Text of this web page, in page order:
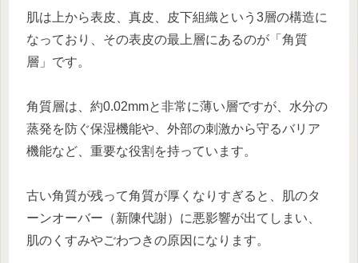
肌は上から表皮、真皮、皮下組織という3層の構造に
なっており、その表皮の最上層にあるのが「角質
層」です。
角質層は、約0.02mmと非常に薄い層ですが、水分の
蒸発を防ぐ保湿機能や、外部の刺激から守るバリア
機能など、重要な役割を持っています。
古い角質が残って角質が厚くなりすぎると、肌のタ
ーンオーバー（新陳代謝）に悪影響が出てしまい、
肌のくすみやごわつきの原因になります。